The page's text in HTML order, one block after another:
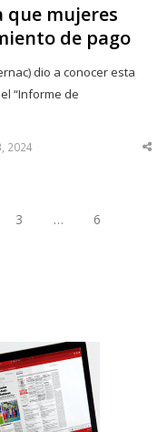
que mujeres
de pago
dio a conocer esta
“Informe de
2024
Page Page
3 …
6